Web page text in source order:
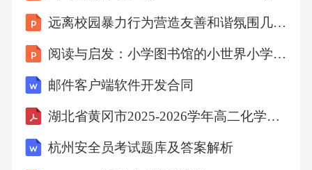
梗病因不明，需排除非动脉粥样硬化性病因冠
期预后评估与随访策略制定处理策略冠脉内影
像学检查OCT明确夹层范围保守治疗策略，抗
凝+抗血小板，避免支架植入系统性筛查结缔组
织疾病，确诊血管型Ehlers-Danlos综合征长期管
远离校园暴力行为营造友善和谐氛围几年级主题班会课件
阅读与启发：小学图书馆的小世界小学主题班会课件
邮件客户端软件开发合同
湖北省黄冈市2025-2026学年高二化学上学期10月试卷平行班
杭州安全员考试题库及答案解析